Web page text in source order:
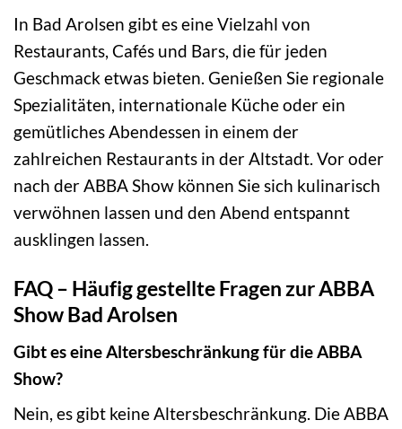
In Bad Arolsen gibt es eine Vielzahl von
Restaurants, Cafés und Bars, die für jeden
Geschmack etwas bieten. Genießen Sie regionale
Spezialitäten, internationale Küche oder ein
gemütliches Abendessen in einem der
zahlreichen Restaurants in der Altstadt. Vor oder
nach der ABBA Show können Sie sich kulinarisch
verwöhnen lassen und den Abend entspannt
ausklingen lassen.
FAQ – Häufig gestellte Fragen zur ABBA
Show Bad Arolsen
Gibt es eine Altersbeschränkung für die ABBA
Show?
Nein, es gibt keine Altersbeschränkung. Die ABBA